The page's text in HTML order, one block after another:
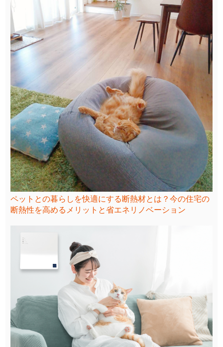
ペットとの暮らしを快適にする断熱材とは？今の住宅の
断熱性を高めるメリットと省エネリノベーション